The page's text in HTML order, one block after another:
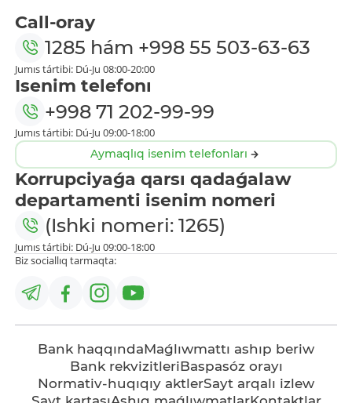
Call-oray
1285 hám +998 55 503-63-63
Jumıs tártibi: Dú-Ju 08:00-20:00
Isenim telefonı
+998 71 202-99-99
Jumıs tártibi: Dú-Ju 09:00-18:00
Aymaqlıq isenim telefonları
Korrupciyaǵa qarsı qadaǵalaw
departamenti isenim nomeri
(Ishki nomeri: 1265)
Jumıs tártibi: Dú-Ju 09:00-18:00
Biz sociallıq tarmaqta:
Bank haqqındaMaǵlıwmattı ashıp beriw
Bank rekvizitleriBaspasóz orayı
Normativ-huqıqıy aktlerSayt arqalı izlew